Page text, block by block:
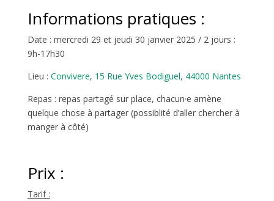
Informations pratiques :
Date : mercredi 29 et jeudi 30 janvier 2025 / 2 jours :
9h-17h30
Lieu : Convivere, 15 Rue Yves Bodiguel, 44000 Nantes
Repas : repas partagé sur place, chacun·e amène
quelque chose à partager (possiblité d’aller chercher à
manger à côté)
Prix :
Tarif :